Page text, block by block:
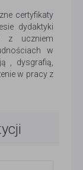
certyfikaty
dydaktyki
z uczniem
w
, dysgrafią,
w pracy z